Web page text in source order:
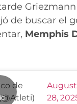
de buscar el
Memphis
de
August
28,